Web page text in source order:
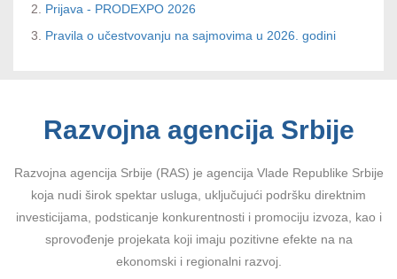
2. Prijava - PRODEXPO 2026
3. Pravila o učestvovanju na sajmovima u 2026. godini
Razvojna agencija Srbije
Razvojna agencija Srbije (RAS) je agencija Vlade Republike Srbije
koja nudi širok spektar usluga, uključujući podršku direktnim
investicijama, podsticanje konkurentnosti i promociju izvoza, kao i
sprovođenje projekata koji imaju pozitivne efekte na na
ekonomski i regionalni razvoj.